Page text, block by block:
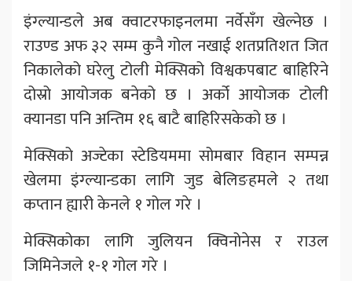
इंग्ल्यान्डले अब क्वाटरफाइनलमा नर्वेसँग खेल्नेछ ।
राउण्ड अफ ३२ सम्म कुनै गोल नखाई शतप्रतिशत जित
निकालेको घरेलु टोली मेक्सिको विश्वकपबाट बाहिरिने
दोस्रो आयोजक बनेको छ । अर्को आयोजक टोली
क्यानडा पनि अन्तिम १६ बाटै बाहिरिसकेको छ ।
मेक्सिको अज्टेका स्टेडियममा सोमबार विहान सम्पन्न
खेलमा इंग्ल्यान्डका लागि जुड बेलिङहमले २ तथा
कप्तान ह्यारी केनले १ गोल गरे ।
मेक्सिकोका लागि जुलियन क्विनोनेस र राउल
जिमिनेजले १-१ गोल गरे ।